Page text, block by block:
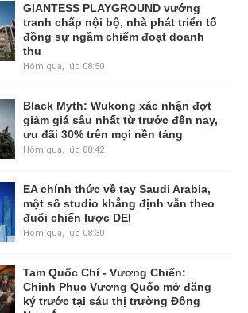
GIANTESS PLAYGROUND vướng
tranh chấp nội bộ, nhà phát triển tố
đồng sự ngầm chiếm đoạt doanh
thu
Hôm qua, lúc 08:50
Black Myth: Wukong xác nhận đợt
giảm giá sâu nhất từ trước đến nay,
ưu đãi 30% trên mọi nền tảng
Hôm qua, lúc 08:42
EA chính thức về tay Saudi Arabia,
một số studio khẳng định vẫn theo
đuổi chiến lược DEI
Hôm qua, lúc 08:30
Tam Quốc Chí - Vương Chiến:
Chinh Phục Vương Quốc mở đăng
ký trước tại sáu thị trường Đông